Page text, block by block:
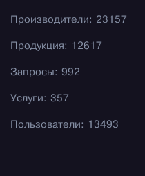
Производители: 23157
Продукция: 12617
Запросы: 992
Услуги: 357
Пользователи: 13493